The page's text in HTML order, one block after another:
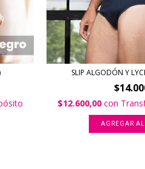
SLIP ALGODÓN Y
$12.600,00con
AGREGAR